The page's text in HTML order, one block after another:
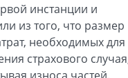
инстанции и
из того, что размер
необходимых для
страхового